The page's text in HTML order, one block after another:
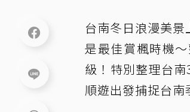
台南冬日浪漫美景
是最佳賞楓時機
級！特別整理台
順遊出發捕捉台南